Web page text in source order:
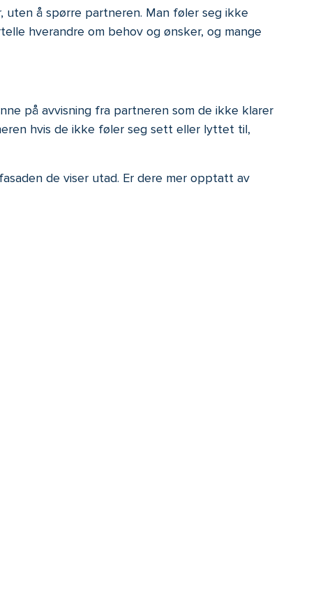
å spørre partneren. Man føler seg ikke
hverandre om behov og ønsker, og mange
på avvisning fra partneren som de ikke klarer
hvis de ikke føler seg sett eller lyttet til,
de viser utad. Er dere mer opptatt av